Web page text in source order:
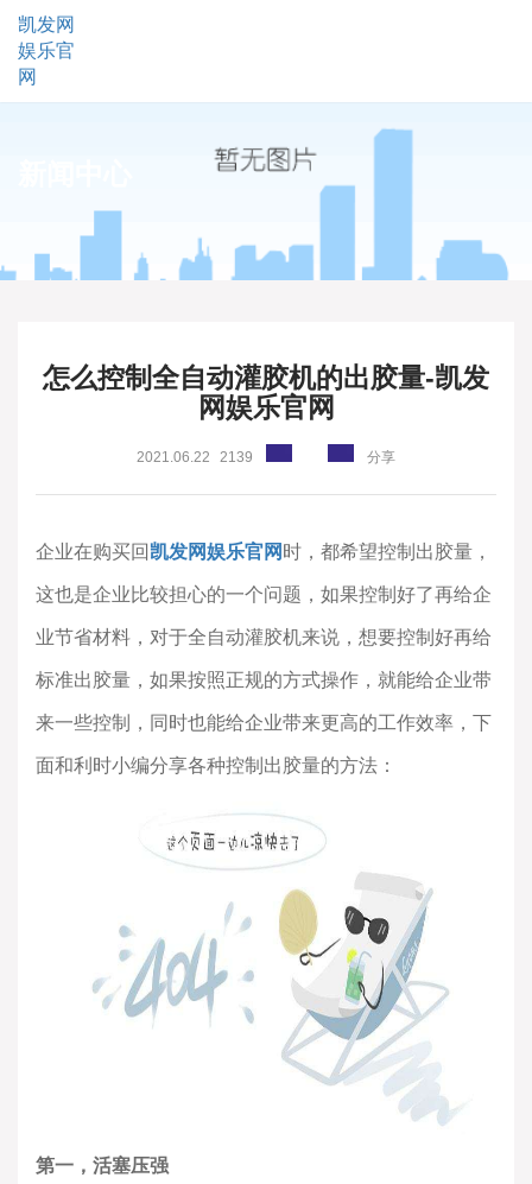
凯发网
娱乐官
网
怎么控制全自动灌胶机的出胶量-凯发
网娱乐官网
2021.06.22 2139 分享
企业在购买回凯发网娱乐官网 时，都希望控制出胶量，
这也是企业比较担心的一个问题，如果控制好了再给企
业节省材料，对于全自动灌胶机来说，想要控制好再给
标准出胶量，如果按照正规的方式操作，就能给企业带
来一些控制，同时也能给企业带来更高的工作效率，下
面和利时小编分享各种控制出胶量的方法：
第一，活塞压强